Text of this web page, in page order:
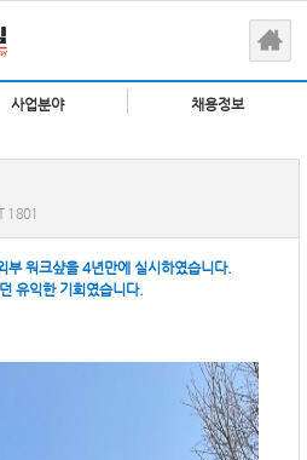
사업분야 채용정보
1801
부 워크샾을 4년만에 실시하였습니다.
유익한 기회였습니다.